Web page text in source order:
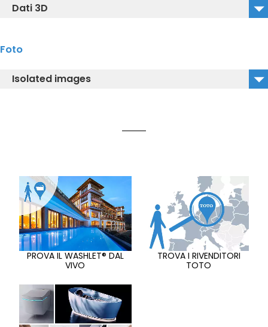
Dati 3D
YH63SDT1_3D_IGS
Foto
Isolated images
PROVA IL WASHLET® DAL
VIVO
TROVA I RIVENDITORI
TOTO